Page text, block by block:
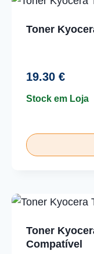
Toner
19.30 €
Stock em Loja
Toner
Compatível